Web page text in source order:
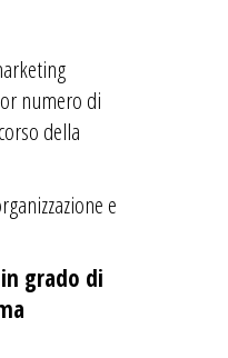
numero di
della
e
grado di